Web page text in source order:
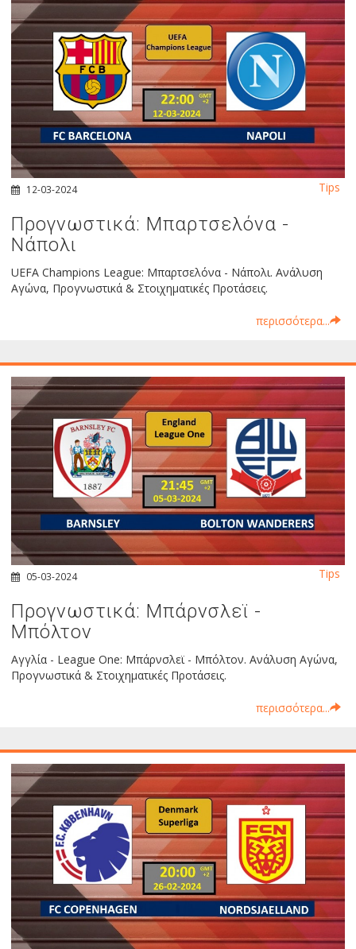
12-03-2024
Προγνωστικά: Μπαρτσελόνα -
Νάπολι
UEFA Champions League: Μπαρτσελόνα - Νάπολι. Ανάλυση
Αγώνα, Προγνωστικά & Στοιχηματικές Προτάσεις.
περισσότερα...
Tips
05-03-2024
Προγνωστικά: Μπάρνσλεϊ -
Μπόλτον
Αγγλία - League One: Μπάρνσλεϊ - Μπόλτον. Ανάλυση Αγώνα,
Προγνωστικά & Στοιχηματικές Προτάσεις.
περισσότερα...
Tips